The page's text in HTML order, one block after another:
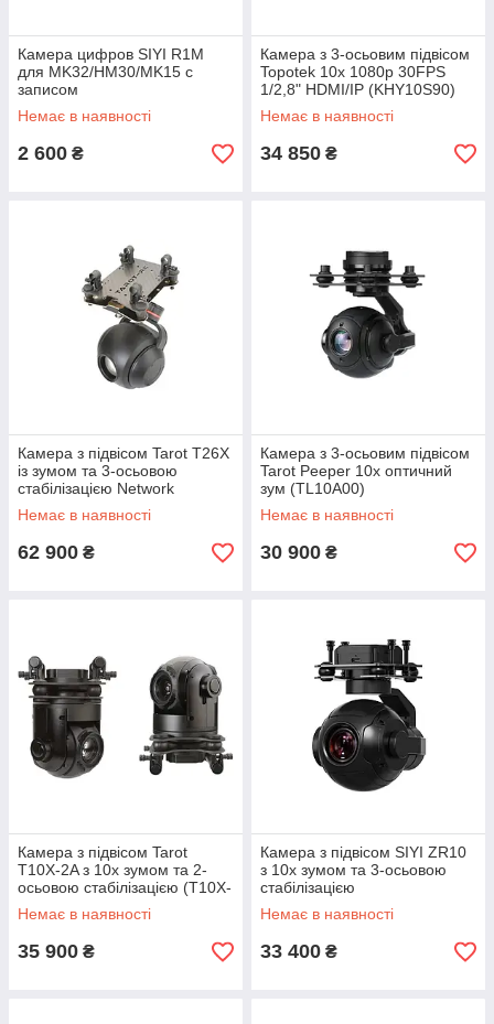
Камера цифров SIYI R1M
для MK32/HM30/MK15 с
записом
Немає в наявності
2 600 ₴
Камера з 3-осьовим підвісом
Topotek 10x 1080p 30FPS
1/2,8" HDMI/IP (KHY10S90)
Немає в наявності
34 850 ₴
Камера з підвісом Tarot T26X
із зумом та 3-осьовою
стабілізацією Network
(TL26X-NET)
Немає в наявності
62 900 ₴
Камера з 3-осьовим підвісом
Tarot Peeper 10x оптичний
зум (TL10A00)
Немає в наявності
30 900 ₴
Камера з підвісом Tarot
T10X-2A з 10x зумом та 2-
осьовою стабілізацією (T10X-
2A)
Немає в наявності
35 900 ₴
Камера з підвісом SIYI ZR10
з 10x зумом та 3-осьовою
стабілізацією
Немає в наявності
33 400 ₴